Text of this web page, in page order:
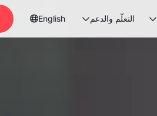
 التعلّم والدعم 
English